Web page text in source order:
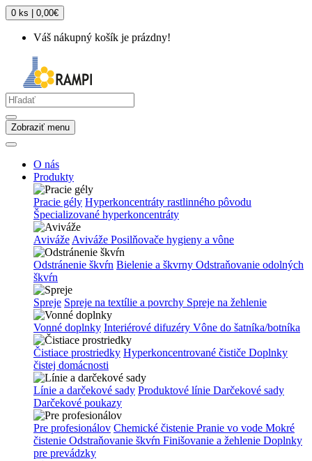
0 ks | 0,00€
Váš nákupný košík je prázdny!
Zobraziť menu
O nás
Produkty
Pracie gély Hyperkoncentráty rastlinného pôvodu
Špecializované hyperkoncentráty
Aviváže Aviváže Posilňovače hygieny a vône
Odstránenie škvŕn Bielenie a škvrny Odstraňovanie odolných
škvŕn
Spreje Spreje na textílie a povrchy Spreje na žehlenie
Vonné doplnky Interiérové difuzéry Vône do šatníka/botníka
Čistiace prostriedky Hyperkoncentrované čističe Doplnky
čistej domácnosti
Línie a darčekové sady Produktové línie Darčekové sady
Darčekové poukazy
Pre profesionálov Chemické čistenie Pranie vo vode Mokré
čistenie Odstraňovanie škvŕn Finišovanie a žehlenie Doplnky
pre prevádzky